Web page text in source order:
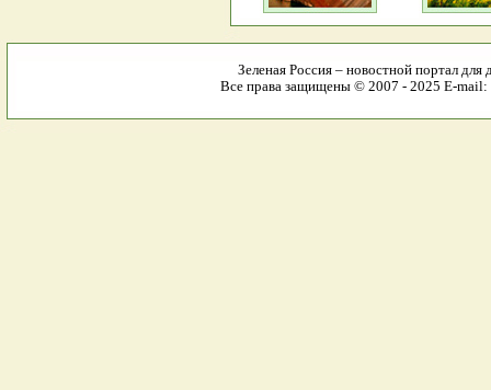
Зеленая Россия – новостной портал для
Все права защищены © 2007 - 2025 E-mail: